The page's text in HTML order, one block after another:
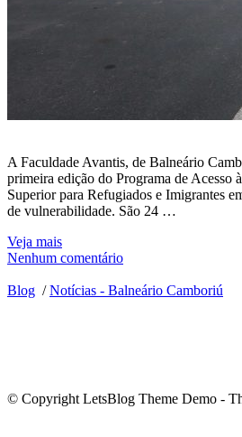
A Faculdade Avantis, de Balneário
primeira edição do Programa de Acesso
Superior para Refugiados e Imigrantes
de vulnerabilidade. São 24 …
Veja mais
Nenhum comentário
Blog /Notícias - Balneário Camboriú
© Copyright LetsBlog Theme Demo -